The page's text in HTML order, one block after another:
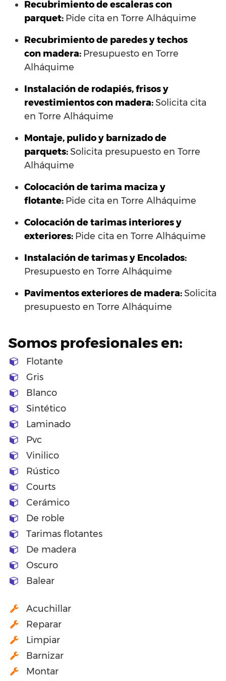
Recubrimiento de escaleras con
parquet: Pide cita en Torre Alháquime
Recubrimiento de paredes y techos
con madera: Presupuesto en Torre
Alháquime
Instalación de rodapiés, frisos y
revestimientos con madera:Solicita cita
en Torre Alháquime
Montaje, pulido y barnizado de
parquets:Solicita presupuesto en Torre
Alháquime
Colocación de tarima maciza y
flotante: Pide cita en Torre Alháquime
Colocación de tarimas interiores y
exteriores: Pide cita en Torre Alháquime
Instalación de tarimas y Encolados:
Presupuesto en Torre Alháquime
Pavimentos exteriores de madera:Solicita
presupuesto en Torre Alháquime
Somos profesionales en:
Flotante
Gris
Blanco
Sintético
Laminado
Pvc
Vinilico
Rústico
Courts
Cerámico
De roble
Tarimas flotantes
De madera
Oscuro
Balear
Acuchillar
Reparar
Limpiar
Barnizar
Montar